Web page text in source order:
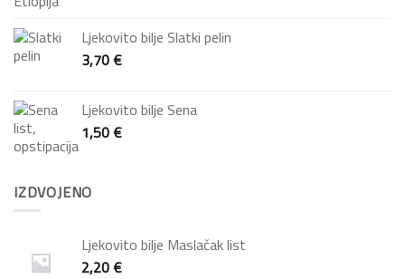
Ljekovito bilje Slatki pelin
3,70€
Ljekovito bilje Sena
1,50€
IZDVOJENO
Ljekovito bilje Maslačak list
2,20€